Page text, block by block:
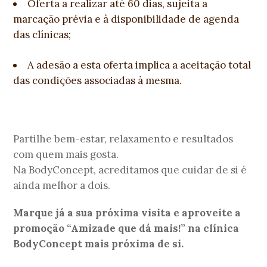
Oferta a realizar até 60 dias, sujeita a
marcação prévia e à disponibilidade de agenda
das clínicas;
A adesão a esta oferta implica a aceitação total
das condições associadas à mesma.
Partilhe bem-estar, relaxamento e resultados
com quem mais gosta.
Na BodyConcept, acreditamos que cuidar de si é
ainda melhor a dois.
Marque já a sua próxima visita e aproveite a
promoção “Amizade que dá mais!” na clínica
BodyConcept mais próxima de si.